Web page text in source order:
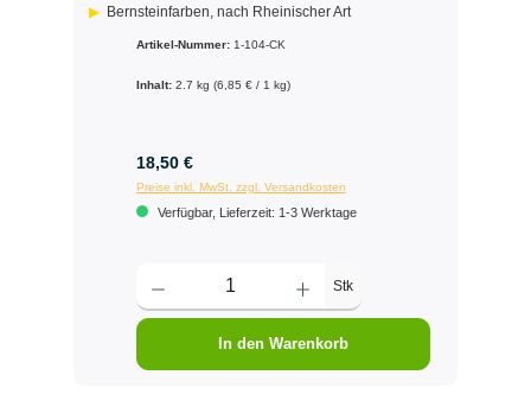
Bernsteinfarben, nach Rheinischer Art
Artikel-Nummer: 1-104-CK
Inhalt: 2.7 kg (6,85 € / 1 kg)
18,50 €
Preise inkl. MwSt. zzgl. Versandkosten
Verfügbar, Lieferzeit: 1-3 Werktage
Stk
In den Warenkorb